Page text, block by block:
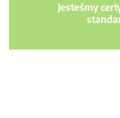
Jesteśmy